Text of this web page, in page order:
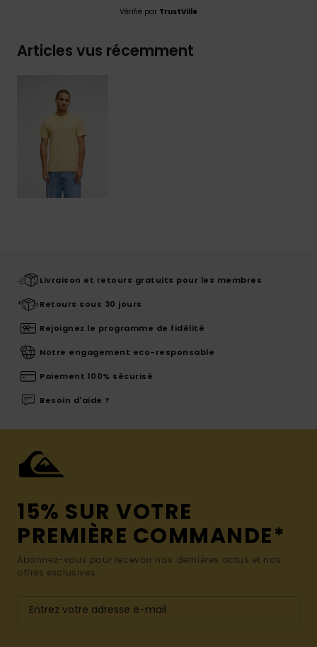
Vérifié par TrustVille
Articles vus récemment
Livraison et retours gratuits pour les membres
Retours sous 30 jours
Rejoignez le programme de fidélité
Notre engagement eco-responsable
Paiement 100% sécurisé
Besoin d'aide ?
15% SUR VOTRE
PREMIÈRE COMMANDE*
Abonnez-vous pour recevoir nos dernières actus et nos
offres exclusives.